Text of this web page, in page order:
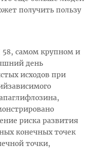
получить пользу
58, самом крупном и
день
исходов при
риска развития
конечных точек
точки,